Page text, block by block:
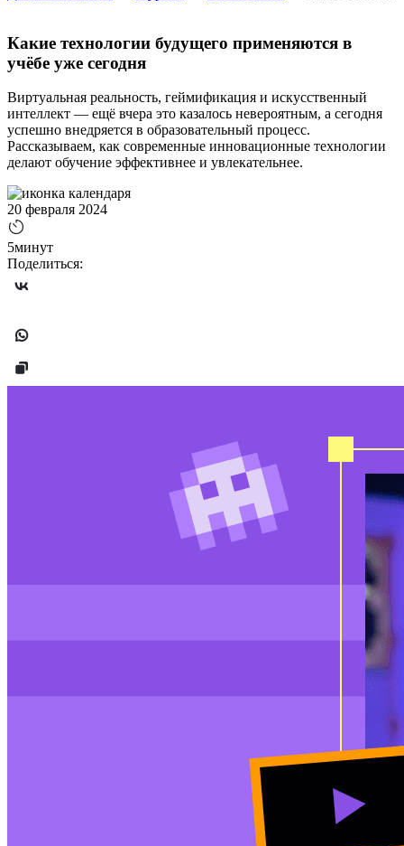
Какие технологии будущего применяются в
учёбе уже сегодня
Виртуальная реальность, геймификация и искусственный
интеллект — ещё вчера это казалось невероятным, а сегодня
успешно внедряется в образовательный процесс.
Рассказываем, как современные инновационные технологии
делают обучение эффективнее и увлекательнее.
20 февраля 2024
5минут
Поделиться: